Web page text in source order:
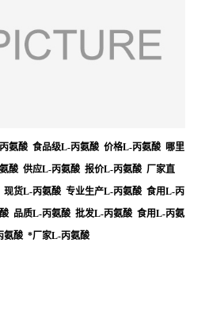
氨酸 食品级L-丙氨酸 价格L-丙氨酸 哪里
酸 供应L-丙氨酸 报价L-丙氨酸 厂家直
货L-丙氨酸 专业生产L-丙氨酸 食用L-丙
品质L-丙氨酸 批发L-丙氨酸 食用L-丙氨
氨酸 *厂家L-丙氨酸